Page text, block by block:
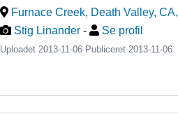
Furnace Creek, Death Valley, CA,
Stig Linander - Se profil
Uploadet 2013-11-06 Publiceret2013-11-06